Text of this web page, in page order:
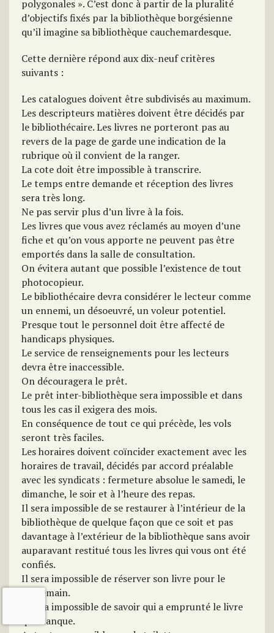
polygonales ». C’est donc à partir de la pluralité
d’objectifs fixés par la bibliothèque borgésienne
qu’il imagine sa bibliothèque cauchemardesque.
Cette dernière répond aux dix-neuf critères
suivants :
Les catalogues doivent être subdivisés au maximum.
Les descripteurs matières doivent être décidés par
le bibliothécaire. Les livres ne porteront pas au
revers de la page de garde une indication de la
rubrique où il convient de la ranger.
La cote doit être impossible à transcrire.
Le temps entre demande et réception des livres
sera très long.
Ne pas servir plus d’un livre à la fois.
Les livres que vous avez réclamés au moyen d’une
fiche et qu’on vous apporte ne peuvent pas être
emportés dans la salle de consultation.
On évitera autant que possible l’existence de tout
photocopieur.
Le bibliothécaire devra considérer le lecteur comme
un ennemi, un désoeuvré, un voleur potentiel.
Presque tout le personnel doit être affecté de
handicaps physiques.
Le service de renseignements pour les lecteurs
devra être inaccessible.
On découragera le prêt.
Le prêt inter-bibliothèque sera impossible et dans
tous les cas il exigera des mois.
En conséquence de tout ce qui précède, les vols
seront très faciles.
Les horaires doivent coïncider exactement avec les
horaires de travail, décidés par accord préalable
avec les syndicats : fermeture absolue le samedi, le
dimanche, le soir et à l’heure des repas.
Il sera impossible de se restaurer à l’intérieur de la
bibliothèque de quelque façon que ce soit et pas
davantage à l’extérieur de la bibliothèque sans avoir
auparavant restitué tous les livres qui vous ont été
confiés.
Il sera impossible de réserver son livre pour le
lendemain.
Il sera impossible de savoir qui a emprunté le livre
qui manque.